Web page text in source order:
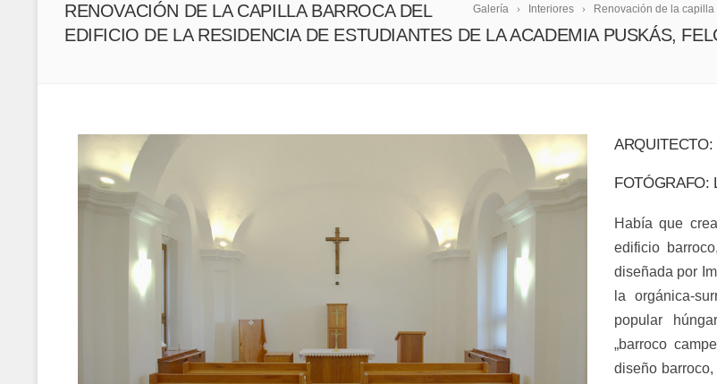
Galería Interiores Renovación de la
RENOVACIÓN DE LA CAPILLA BARROCA DEL
EDIFICIO DE LA RESIDENCIA DE ESTUDIANTES DE LA ACADEMIA PUSKÁS,
ARQUITECTO:
FOTÓGRAFO:
Había que
edificio
diseñada por
la orgánica-
popular
„barroco
diseño